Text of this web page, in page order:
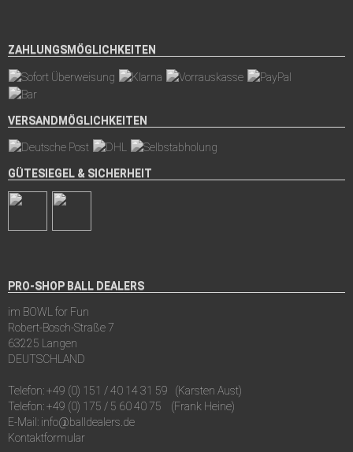
ZAHLUNGSMÖGLICHKEITEN
VERSANDMÖGLICHKEITEN
GÜTESIEGEL & SICHERHEIT
PRO-SHOP BALL DEALERS
im BOWL for Fun
Robert-Bosch-Straße 7
63225 Langen
DEUTSCHLAND
Telefon:+49 (0) 151 / 40 14 31 59
(Karsten Aust)
Telefon:+49 (0) 175 / 5 60 40 75
(Frank Heine)
E-Mail: info@balldealers.de
Kontaktformular